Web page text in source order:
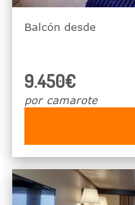
Balcón desde
9.450€
por camarote